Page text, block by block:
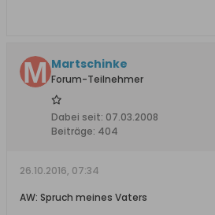
Martschinke
Forum-Teilnehmer
Dabei seit: 07.03.2008
Beiträge: 404
26.10.2016, 07:34
AW: Spruch meines Vaters